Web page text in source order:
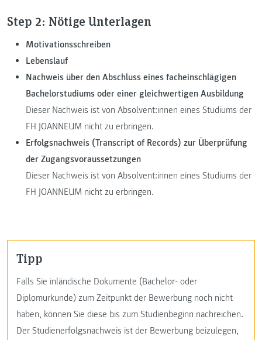
Step 2: Nötige Unterlagen
Motivationsschreiben
Lebenslauf
Nachweis über den Abschluss eines facheinschlägigen
Bachelorstudiums oder einer gleichwertigen Ausbildung
Dieser Nachweis ist von Absolvent:innen eines Studiums der
FH JOANNEUM nicht zu erbringen.
Erfolgsnachweis (Transcript of Records) zur Überprüfung
der Zugangsvoraussetzungen
Dieser Nachweis ist von Absolvent:innen eines Studiums der
FH JOANNEUM nicht zu erbringen.
Tipp
Falls Sie inländische Dokumente (Bachelor- oder
Diplomurkunde) zum Zeitpunkt der Bewerbung noch nicht
haben, können Sie diese bis zum Studienbeginn nachreichen.
Der Studienerfolgsnachweis ist der Bewerbung beizulegen,